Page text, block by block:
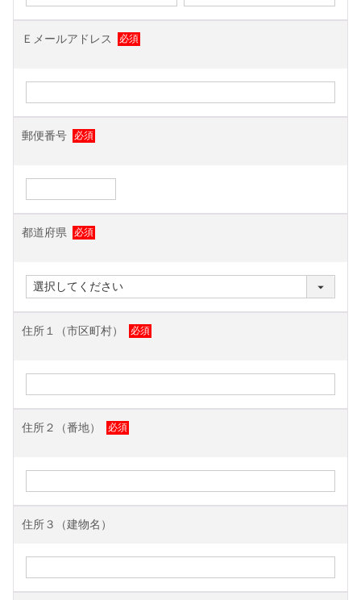
Ｅメールアドレス
郵便番号
都道府県
住所１（市区町村）
住所２（番地）
住所３（建物名）